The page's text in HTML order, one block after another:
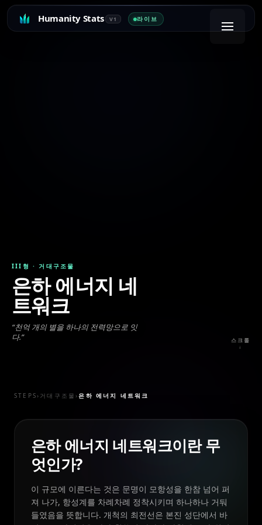
Humanity Stats V1 라이브
III형 · 거대구조물
은하 에너지 네
트워크
“천억 개의 별을 하나의 전력망으로 잇
다.”
스크롤
↓
STEPS › 거대구조물 ›은하 에너지 네트워크
은하 에너지 네트워크이란 무
엇인가?
이 규모에 이른다는 것은 문명이 모항성을 한참 넘어 퍼
져 나가, 항성계를 차례차례 정착시키며 하나하나 거둬
들였음을 뜻합니다. 개척의 최전선은 본진 성단에서 바